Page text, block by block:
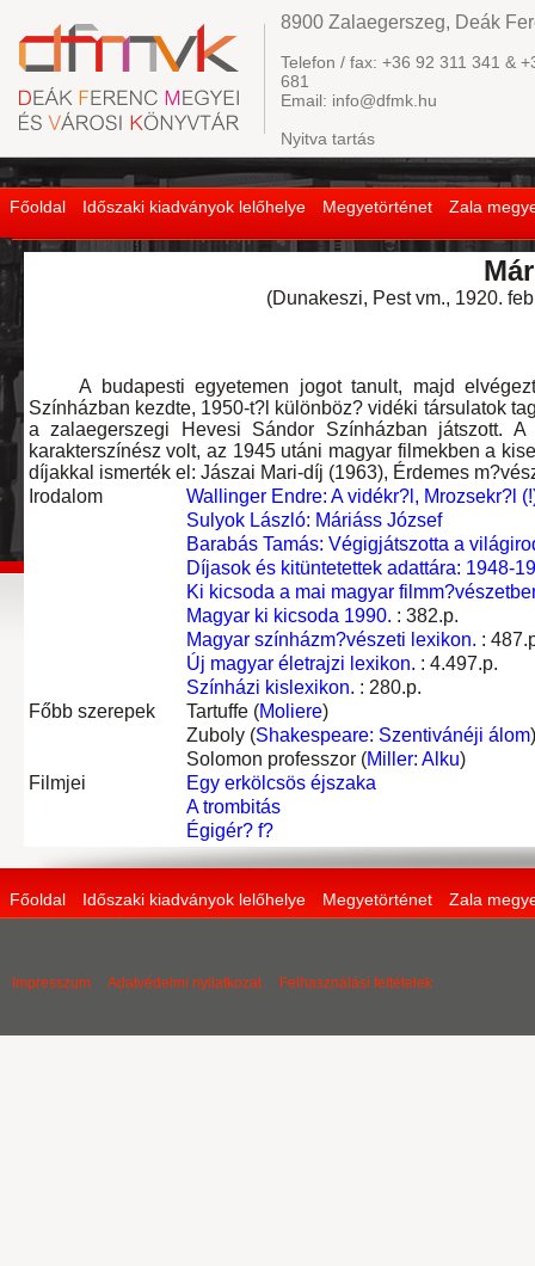
Főoldal Időszaki kiadványok lelőhelye Megyetörténet Zala
8900 Zalaegerszeg, Deák
Telefon / fax: +36 92 311 341 &
681
Email: info@dfmk.hu
Nyitva tartás
(Dunakeszi, Pest vm., 1920.
A budapesti egyetemen jogot tanult, majd
Színházban kezdte, 1950-t?l különböz? vidéki társulatok
a zalaegerszegi Hevesi Sándor Színházban játszott.
karakterszínész volt, az 1945 utáni magyar filmekben a
díjakkal ismerték el: Jászai Mari-díj (1963), Érdemes
Irodalom
Wallinger Endre: A vidékr?l, Mrozsekr?l
Sulyok László: Máriáss József
Barabás Tamás: Végigjátszotta a
Díjasok és kitüntetettek adattára: 1948-
Ki kicsoda a mai magyar
Magyar ki kicsoda 1990. : 382.p.
Magyar színházm?vészeti lexikon. :
Új magyar életrajzi lexikon. : 4.497.p.
Színházi kislexikon. : 280.p.
Főbb szerepek
Tartuffe (Moliere)
Zuboly (Shakespeare: Szentivánéji álom)
Solomon professzor (Miller: Alku)
Filmjei
Egy erkölcsös éjszaka
A trombitás
Égigér? f?
Főoldal Időszaki kiadványok lelőhelye Megyetörténet Zala
Impresszum Adatvédelmi nyilatkozat Felhasználási feltételek